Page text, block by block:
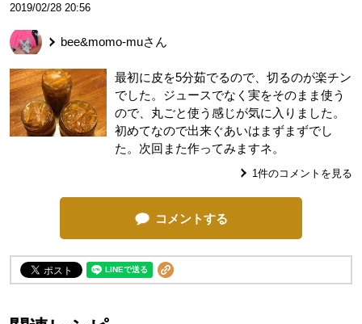
2019/02/28 20:56
bee&momo-muさん
最初に皮を5分茹でるので、切るのが楽チン
でした。ジュースでなく実をそのまま使う
ので、丸ごと使う感じが気に入りました。
初めてなので出来ぐあいはまずまずでし
た。次回また作ってみますネ。
1件のコメントを見る
コメントする